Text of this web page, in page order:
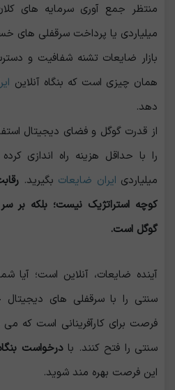
میلیاردی یا پرداخت سرقفلی‌ های
بازار ضایعات تشنه شفافیت و
همان چیزی است که بنگاه آنلاین
‌دهد.
از قدرت گوگل و فضای دیجیتال
را با حداقل هزینه راه ‌اندازی
میلیاردی ایران ضایعات بگیرید.
کوچه استراتژیک نیست؛ بلکه بر
گوگل است.
آینده ضایعات، آنلاین است؛ آیا
سنتی را با سرقفلی‌ های دیجیتال
فرصت برای کارآفرینانی است که می
سنتی را فتح کنند. بادرخواست
این فرصت بهره مند شوید.‌